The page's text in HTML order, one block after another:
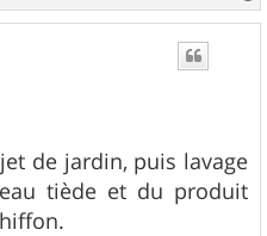
a
u
de jardin, puis lavage
tiède et du produit